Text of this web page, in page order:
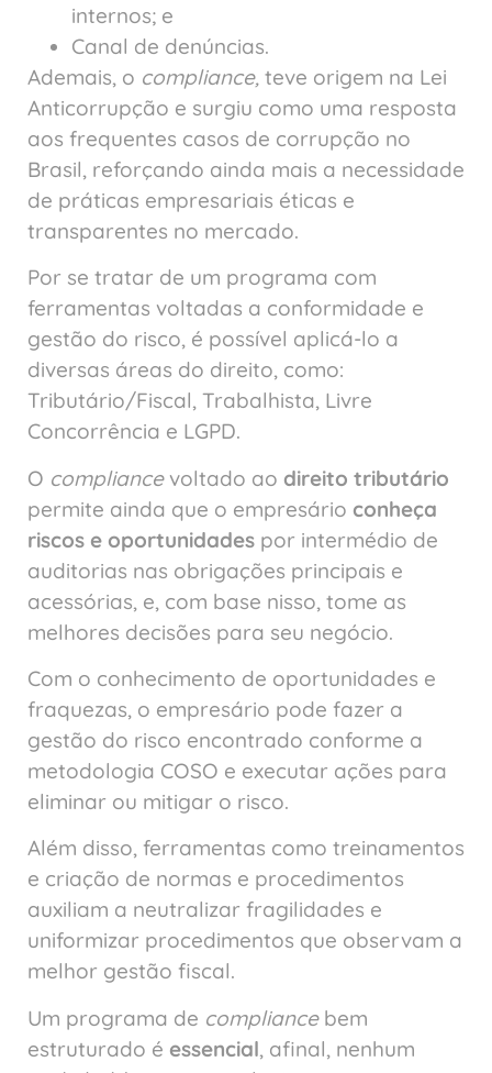
internos; e
Canal de denúncias.
Ademais, o compliance, teve origem na Lei
Anticorrupção e surgiu como uma resposta
aos frequentes casos de corrupção no
Brasil, reforçando ainda mais a necessidade
de práticas empresariais éticas e
transparentes no mercado.
Por se tratar de um programa com
ferramentas voltadas a conformidade e
gestão do risco, é possível aplicá-lo a
diversas áreas do direito, como:
Tributário/Fiscal, Trabalhista, Livre
Concorrência e LGPD.
O compliancevoltado ao direito tributário
permite ainda que o empresário conheça
riscos e oportunidades por intermédio de
auditorias nas obrigações principais e
acessórias, e, com base nisso, tome as
melhores decisões para seu negócio.
Com o conhecimento de oportunidades e
fraquezas, o empresário pode fazer a
gestão do risco encontrado conforme a
metodologia COSO e executar ações para
eliminar ou mitigar o risco.
Além disso, ferramentas como treinamentos
e criação de normas e procedimentos
auxiliam a neutralizar fragilidades e
uniformizar procedimentos que observam a
melhor gestão fiscal.
Um programa de compliancebem
estruturado é essencial, afinal, nenhum